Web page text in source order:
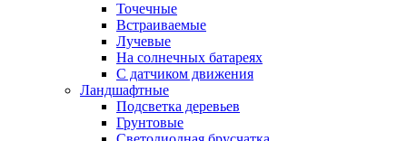
Точечные
Встраиваемые
Лучевые
На солнечных батареях
С датчиком движения
Ландшафтные
Подсветка деревьев
Грунтовые